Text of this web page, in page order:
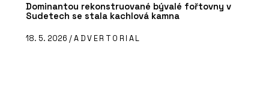
Dominantou rekonstruované bývalé fořtovny v
Sudetech se stala kachlová kamna
18. 5. 2026 /ADVERTORIAL